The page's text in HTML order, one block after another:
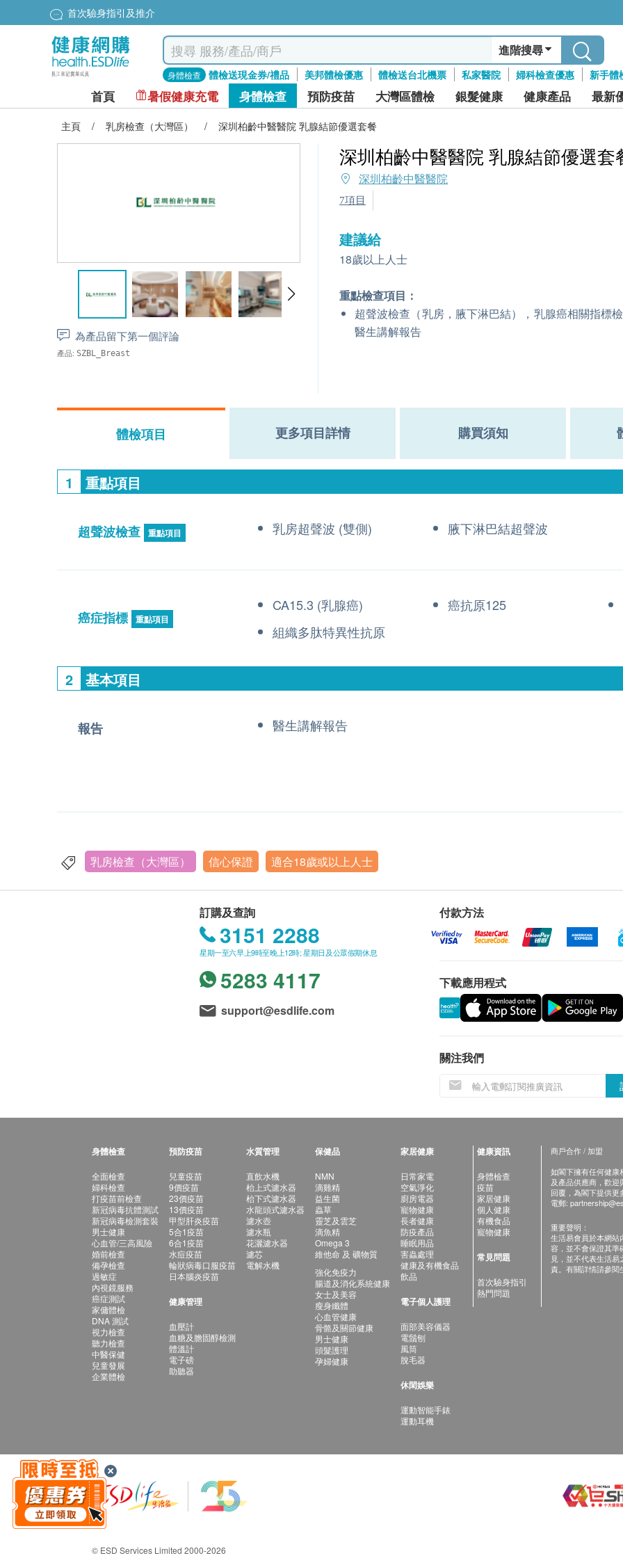
首次驗身指引及推介
進階搜尋
身體檢查 體檢送現金券/禮品 美邦體檢優惠 體檢送台北機票 私家醫院 婦科檢查優惠 新手體
首頁 暑假健康充電 身體檢查 預防疫苗 大灣區體檢 銀髮健康 健康產品 最新
主頁 / 乳房檢查（大灣區） / 深圳柏齡中醫醫院 乳腺結節優選套餐
為產品留下第一個評論
產品: SZBL_Breast
深圳柏齡中醫醫院 乳腺結節優選套
深圳柏齡中醫醫院
7項目
建議給
18歲以上人士
重點檢查項目：
超聲波檢查（乳房，腋下淋巴結），乳腺癌相關指標
醫生講解報告
體檢項目 更多項目詳情 購買須知
1 重點項目
超聲波檢查 重點項目 乳房超聲波 (雙側) 腋下淋巴結超聲波
癌症指標 重點項目
CA15.3 (乳腺癌)
癌抗原125
組織多肽特異性抗原
2 基本項目
報告 醫生講解報告
乳房檢查（大灣區） 信心保證 適合18歲或以上人士
訂購及查詢
3151 2288
星期一至六早上9時至晚上12時; 星期日及公眾假期休息
5283 4117
support@esdlife.com
付款方法
下載應用程式
關注我們
身體檢查
全面檢查
婦科檢查
打疫苗前檢查
新冠病毒抗體測試
新冠病毒檢測套裝
男士健康
心血管/三高風險
婚前檢查
備孕檢查
過敏症
內視鏡服務
癌症測試
家傭體檢
DNA 測試
視力檢查
聽力檢查
中醫保健
兒童發展
企業體檢
預防疫苗
兒童疫苗
9價疫苗
23價疫苗
13價疫苗
甲型肝炎疫苗
5合1疫苗
6合1疫苗
水痘疫苗
輪狀病毒口服疫苗
日本腦炎疫苗
健康管理
血壓計
血糖及膽固醇檢測
體溫計
電子磅
助聽器
水質管理
直飲水機
枱上式濾水器
枱下式濾水器
水龍頭式濾水器
濾水壺
濾水瓶
花灑濾水器
濾芯
電解水機
保健品
NMN
滴雞精
益生菌
蟲草
靈芝及雲芝
滴魚精
Omega 3
維他命 及 礦物質
強化免疫力
腸道及消化系統健康
女士及美容
瘦身纖體
心血管健康
骨骼及關節健康
男士健康
頭髮護理
孕婦健康
家居健康
日常家電
空氣淨化
廚房電器
寵物健康
長者健康
防疫產品
睡眠用品
害蟲處理
健康及有機食品
飲品
電子個人護理
面部美容儀器
電鬚刨
風筒
脫毛器
休閑娛樂
運動智能手錶
運動耳機
健康資訊
身體檢查
疫苗
家居健康
個人健康
有機食品
寵物健康
常見問題
首次驗身指引
熱門問題
商戶合作 / 加盟
如閣下擁有任何健康
及產品供應商，歡迎
回覆，為閣下提供更
電郵:
重要聲明：
生活易會員於本網站
容，並不會保證其準
見，並不代表生活
責。有關詳情請參閱
© ESD Services Limited 2000-2026